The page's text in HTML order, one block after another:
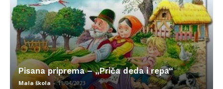
Pisana priprema – „Priča deda i repa“
Mala škola - 19/04/2023